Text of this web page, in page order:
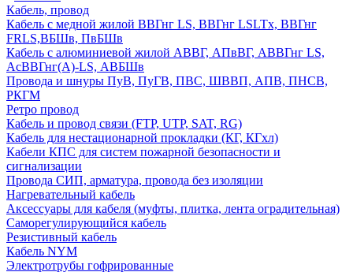
Кабель, провод
Кабель с медной жилой ВВГнг LS, ВВГнг LSLTx, ВВГнг
FRLS,ВБШв, ПвБШв
Кабель с алюминиевой жилой АВВГ, АПвВГ, АВВГнг LS,
АсВВГнг(А)-LS, АВБШв
Провода и шнуры ПуВ, ПуГВ, ПВС, ШВВП, АПВ, ПНСВ,
РКГМ
Ретро провод
Кабель и провод связи (FTP, UTP, SAT, RG)
Кабель для нестационарной прокладки (КГ, КГхл)
Кабели КПС для систем пожарной безопасности и
сигнализации
Провода СИП, арматура, провода без изоляции
Нагревательный кабель
Аксессуары для кабеля (муфты, плитка, лента оградительная)
Саморегулирующийся кабель
Резистивный кабель
Кабель NYM
Электротрубы гофрированные